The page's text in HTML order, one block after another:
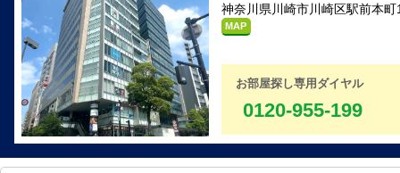
神奈川県川崎市川崎区駅前本
MAP
お部屋探し専用ダイヤル
0120-955-199